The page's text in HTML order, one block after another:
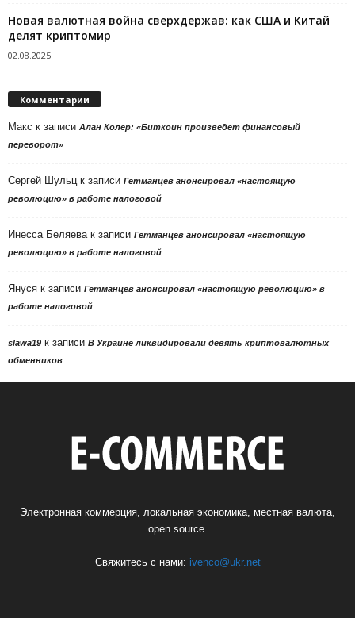
Новая валютная война сверхдержав: как США и Китай
делят криптомир
02.08.2025
Комментарии
Макс к записи Алан Колер: «Биткоин произведет финансовый
переворот»
Сергей Шульцк записи Гетманцев анонсировал «настоящую
революцию» в работе налоговой
Инесса Беляевак записи Гетманцев анонсировал «настоящую
революцию» в работе налоговой
Януся к записи Гетманцев анонсировал «настоящую революцию» в
работе налоговой
slawa19 к записи В Украине ликвидировали девять криптовалютных
обменников
Электронная коммерция, локальная экономика, местная валюта,
open source.
Свяжитесь с нами: ivenco@ukr.net